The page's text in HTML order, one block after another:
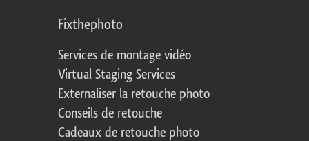
Fixthephoto
Services de montage vidéo
Virtual Staging Services
Externaliser la retouche photo
Conseils de retouche
Cadeaux de retouche photo